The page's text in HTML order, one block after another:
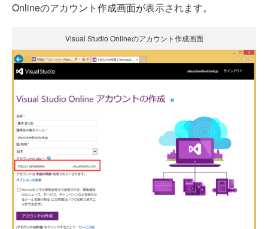
Onlineのアカウント作成画面が表示されます。
Visual Studio Onlineのアカウント作成画面